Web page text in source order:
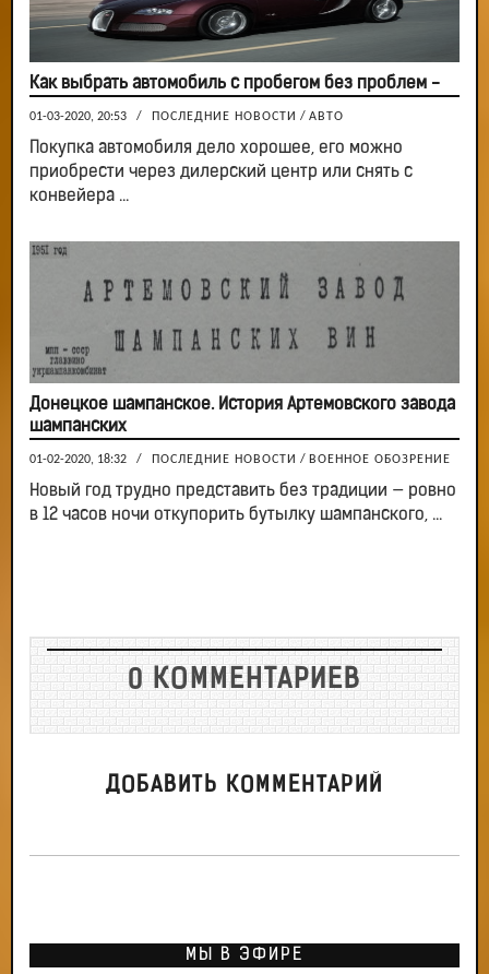
Как выбрать автомобиль с пробегом без проблем -
01-03-2020, 20:53 / ПОСЛЕДНИЕ НОВОСТИ / АВТО
Покупка автомобиля дело хорошее, его можно
приобрести через дилерский центр или снять с
конвейера ...
Донецкое шампанское. История Артемовского завода
шампанских
01-02-2020, 18:32 / ПОСЛЕДНИЕ НОВОСТИ / ВОЕННОЕ ОБОЗРЕНИЕ
Новый год трудно представить без традиции — ровно
в 12 часов ночи откупорить бутылку шампанского, ...
0 КОММЕНТАРИЕВ
ДОБАВИТЬ КОММЕНТАРИЙ
МЫ В ЭФИРЕ